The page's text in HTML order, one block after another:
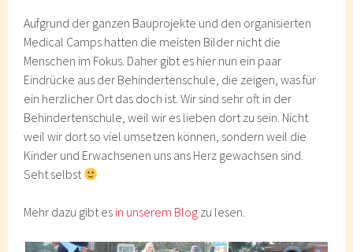
Aufgrund der ganzen Bauprojekte und den organisierten
Medical Camps hatten die meisten Bilder nicht die
Menschen im Fokus. Daher gibt es hier nun ein paar
Eindrücke aus der Behindertenschule, die zeigen, was für
ein herzlicher Ort das doch ist. Wir sind sehr oft in der
Behindertenschule, weil wir es lieben dort zu sein. Nicht
weil wir dort so viel umsetzen können, sondern weil die
Kinder und Erwachsenen uns ans Herz gewachsen sind.
Seht selbst
Mehr dazu gibt es in unserem Blog zu lesen.